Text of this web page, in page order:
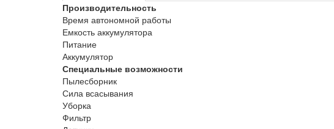
Производительность
Время автономной работы
Емкость аккумулятора
Питание
Аккумулятор
Специальные возможности
Пылесборник
Сила всасывания
Уборка
Фильтр